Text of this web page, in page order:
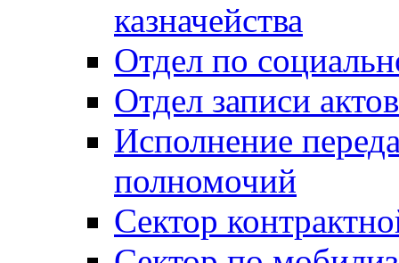
казначейства
Отдел по
Отдел записи
Исполнение
полномочий
Сектор